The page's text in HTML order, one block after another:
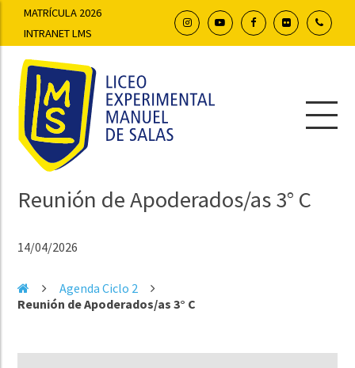
MATRÍCULA 2026
INTRANET LMS
Reunión de Apoderados/as 3° C
14/04/2026
Agenda Ciclo 2
Reunión de Apoderados/as 3° C